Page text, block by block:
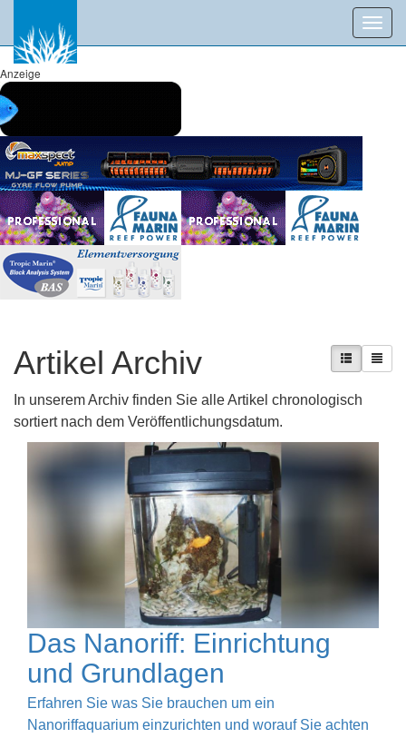
Anzeige
Artikel Archiv
In unserem Archiv finden Sie alle Artikel chronologisch
sortiert nach dem Veröffentlichungsdatum.
Das Nanoriff: Einrichtung
und Grundlagen
Erfahren Sie was Sie brauchen um ein
Nanoriffaquarium einzurichten und worauf Sie achten